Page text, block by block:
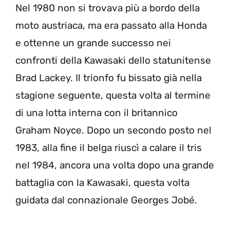
Nel 1980 non si trovava più a bordo della
moto austriaca, ma era passato alla Honda
e ottenne un grande successo nei
confronti della Kawasaki dello statunitense
Brad Lackey. Il trionfo fu bissato già nella
stagione seguente, questa volta al termine
di una lotta interna con il britannico
Graham Noyce. Dopo un secondo posto nel
1983, alla fine il belga riuscì a calare il tris
nel 1984, ancora una volta dopo una grande
battaglia con la Kawasaki, questa volta
guidata dal connazionale Georges Jobé.